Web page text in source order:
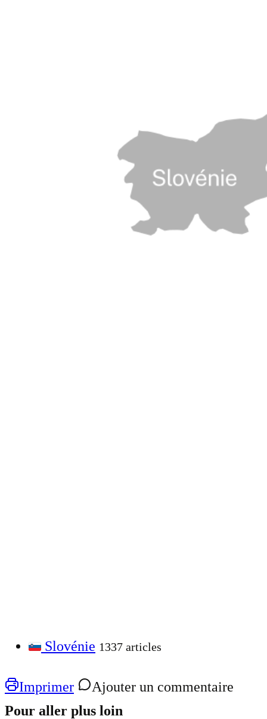
Slovénie 1337 articles
Imprimer
Ajouter un commentaire
Pour aller plus loin